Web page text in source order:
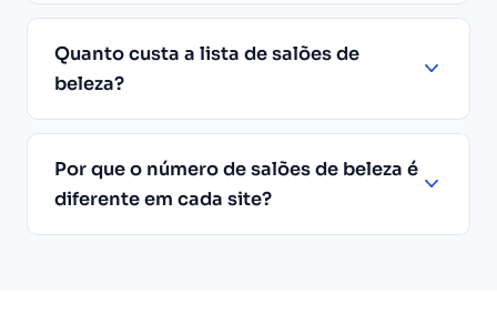
Quanto custa a lista de salões de
beleza?
Por que o número de salões de beleza é
diferente em cada site?